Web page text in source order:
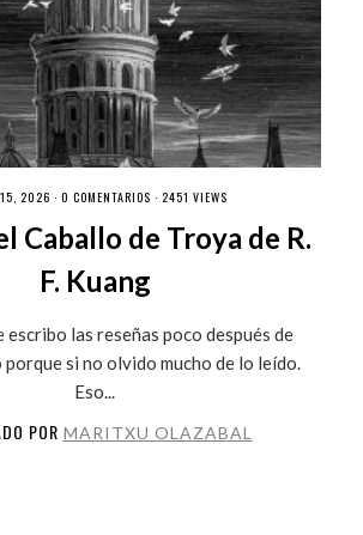
15, 2026 · 0 COMENTARIOS · 2451 VIEWS
Caballo de Troya de R.
F. Kuang
escribo las reseñas poco después de
si no olvido mucho de lo leído.
Eso...
POR MARITXU OLAZABAL